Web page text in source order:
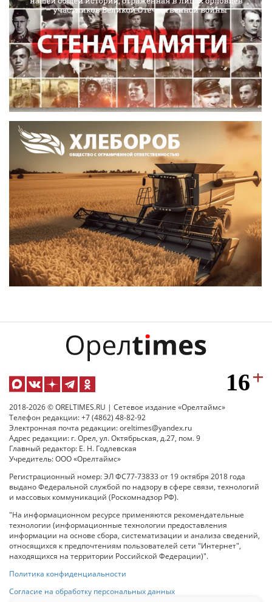
2018-2026 © ORELTIMES.RU | Сетевое издание «Орелтаймс»
Телефон редакции: +7 (4862) 48-82-92
Электронная почта редакции: oreltimes@yandex.ru
Адрес редакции: г. Орел, ул. Октябрьская, д.27, пом. 9
Главный редактор: Е. Н. Годлевская
Учредитель: ООО «Орелтаймс»
Регистрационный номер: ЭЛ ФС77-73833 от 19 октября 2018 года
выдано Федеральной службой по надзору в сфере связи, технологий
и массовых коммуникаций (Роскомнадзор РФ).
"На информационном ресурсе применяются рекомендательные
технологии (информационные технологии предоставления
информации на основе сбора, систематизации и анализа сведений,
относящихся к предпочтениям пользователей сети "Интернет",
находящихся на территории Российской Федерации)".
Политика конфиденциальности
Согласие на обработку персональных данных